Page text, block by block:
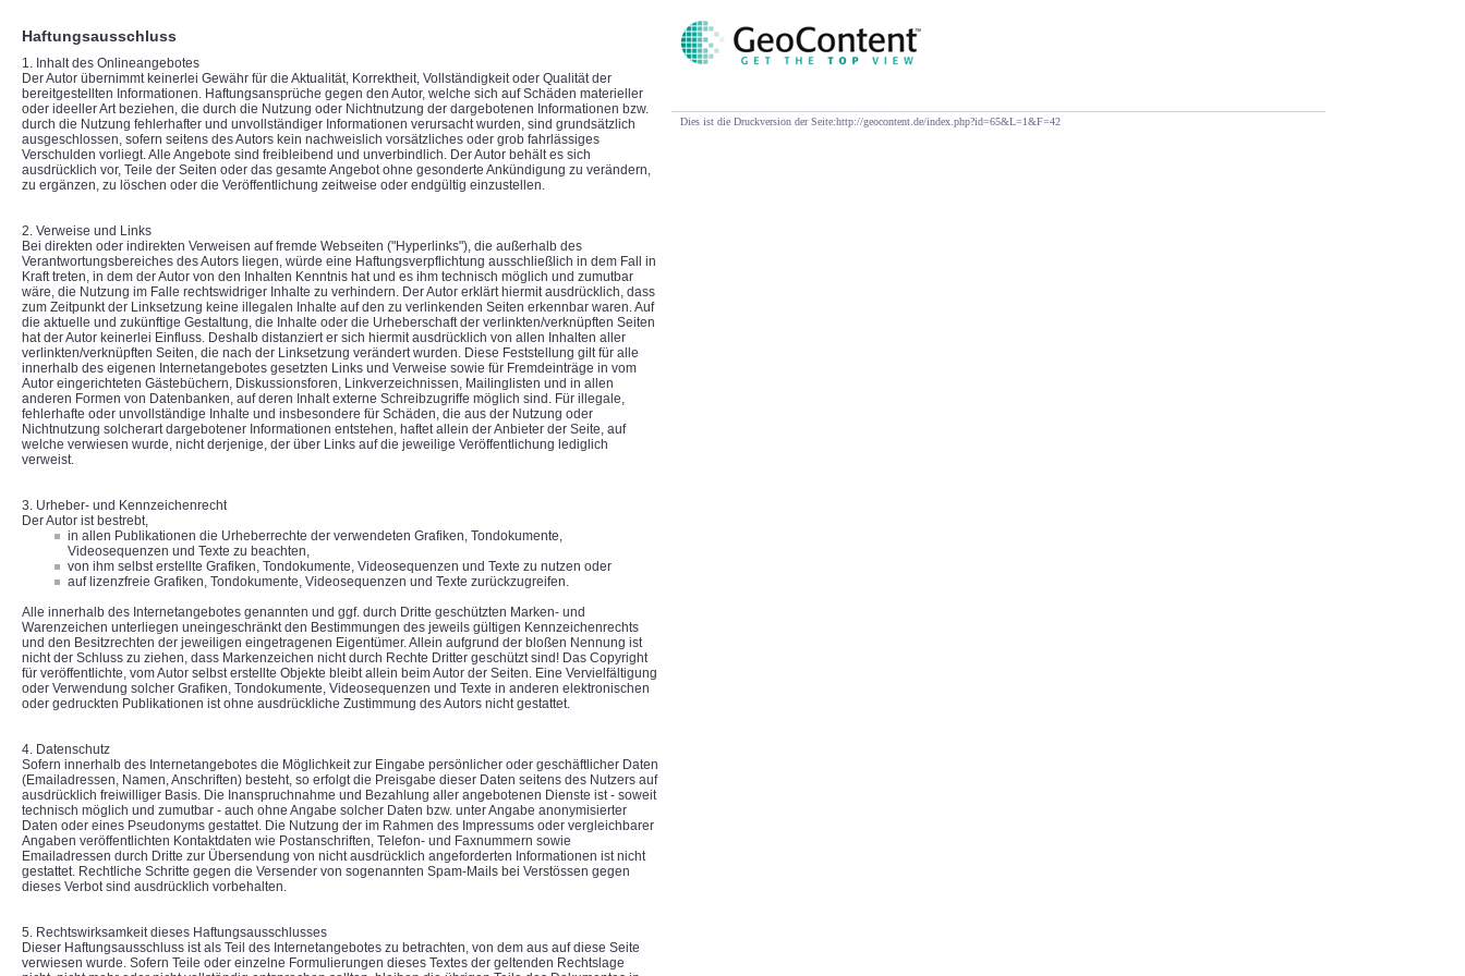
Haftungsausschluss
1. Inhalt des Onlineangebotes
Der Autor übernimmt keinerlei Gewähr für die Aktualität, Korrektheit, Vollständigkeit oder Qualität der
bereitgestellten Informationen. Haftungsansprüche gegen den Autor, welche sich auf Schäden materieller
oder ideeller Art beziehen, die durch die Nutzung oder Nichtnutzung der dargebotenen Informationen bzw.
durch die Nutzung fehlerhafter und unvollständiger Informationen verursacht wurden, sind grundsätzlich
ausgeschlossen, sofern seitens des Autors kein nachweislich vorsätzliches oder grob fahrlässiges
Verschulden vorliegt. Alle Angebote sind freibleibend und unverbindlich. Der Autor behält es sich
ausdrücklich vor, Teile der Seiten oder das gesamte Angebot ohne gesonderte Ankündigung zu verändern,
zu ergänzen, zu löschen oder die Veröffentlichung zeitweise oder endgültig einzustellen.
2. Verweise und Links
Bei direkten oder indirekten Verweisen auf fremde Webseiten ("Hyperlinks"), die außerhalb des
Verantwortungsbereiches des Autors liegen, würde eine Haftungsverpflichtung ausschließlich in dem Fall in
Kraft treten, in dem der Autor von den Inhalten Kenntnis hat und es ihm technisch möglich und zumutbar
wäre, die Nutzung im Falle rechtswidriger Inhalte zu verhindern. Der Autor erklärt hiermit ausdrücklich, dass
zum Zeitpunkt der Linksetzung keine illegalen Inhalte auf den zu verlinkenden Seiten erkennbar waren. Auf
die aktuelle und zukünftige Gestaltung, die Inhalte oder die Urheberschaft der verlinkten/verknüpften Seiten
hat der Autor keinerlei Einfluss. Deshalb distanziert er sich hiermit ausdrücklich von allen Inhalten aller
verlinkten/verknüpften Seiten, die nach der Linksetzung verändert wurden. Diese Feststellung gilt für alle
innerhalb des eigenen Internetangebotes gesetzten Links und Verweise sowie für Fremdeinträge in vom
Autor eingerichteten Gästebüchern, Diskussionsforen, Linkverzeichnissen, Mailinglisten und in allen
anderen Formen von Datenbanken, auf deren Inhalt externe Schreibzugriffe möglich sind. Für illegale,
fehlerhafte oder unvollständige Inhalte und insbesondere für Schäden, die aus der Nutzung oder
Nichtnutzung solcherart dargebotener Informationen entstehen, haftet allein der Anbieter der Seite, auf
welche verwiesen wurde, nicht derjenige, der über Links auf die jeweilige Veröffentlichung lediglich
verweist.
3. Urheber- und Kennzeichenrecht
Der Autor ist bestrebt,
in allen Publikationen die Urheberrechte der verwendeten Grafiken, Tondokumente,
Videosequenzen und Texte zu beachten,
von ihm selbst erstellte Grafiken, Tondokumente, Videosequenzen und Texte zu nutzen oder
auf lizenzfreie Grafiken, Tondokumente, Videosequenzen und Texte zurückzugreifen.
Alle innerhalb des Internetangebotes genannten und ggf. durch Dritte geschützten Marken- und
Warenzeichen unterliegen uneingeschränkt den Bestimmungen des jeweils gültigen Kennzeichenrechts
und den Besitzrechten der jeweiligen eingetragenen Eigentümer. Allein aufgrund der bloßen Nennung ist
nicht der Schluss zu ziehen, dass Markenzeichen nicht durch Rechte Dritter geschützt sind! Das Copyright
für veröffentlichte, vom Autor selbst erstellte Objekte bleibt allein beim Autor der Seiten. Eine Vervielfältigung
oder Verwendung solcher Grafiken, Tondokumente, Videosequenzen und Texte in anderen elektronischen
oder gedruckten Publikationen ist ohne ausdrückliche Zustimmung des Autors nicht gestattet.
4. Datenschutz
Sofern innerhalb des Internetangebotes die Möglichkeit zur Eingabe persönlicher oder geschäftlicher Daten
(Emailadressen, Namen, Anschriften) besteht, so erfolgt die Preisgabe dieser Daten seitens des Nutzers auf
ausdrücklich freiwilliger Basis. Die Inanspruchnahme und Bezahlung aller angebotenen Dienste ist - soweit
technisch möglich und zumutbar - auch ohne Angabe solcher Daten bzw. unter Angabe anonymisierter
Daten oder eines Pseudonyms gestattet. Die Nutzung der im Rahmen des Impressums oder vergleichbarer
Angaben veröffentlichten Kontaktdaten wie Postanschriften, Telefon- und Faxnummern sowie
Emailadressen durch Dritte zur Übersendung von nicht ausdrücklich angeforderten Informationen ist nicht
gestattet. Rechtliche Schritte gegen die Versender von sogenannten Spam-Mails bei Verstössen gegen
dieses Verbot sind ausdrücklich vorbehalten.
5. Rechtswirksamkeit dieses Haftungsausschlusses
Dieser Haftungsausschluss ist als Teil des Internetangebotes zu betrachten, von dem aus auf diese Seite
verwiesen wurde. Sofern Teile oder einzelne Formulierungen dieses Textes der geltenden Rechtslage
Dies ist die Druckversion der Seite:http://geocontent.de/index.php?id=65&L=1&F=42